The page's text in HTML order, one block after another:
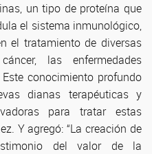
un tipo de proteína que
el sistema inmunológico,
el tratamiento de diversas
las enfermedades
conocimiento profundo
dianas terapéuticas y
para tratar estas
Y agregó: “La creación de
del valor de la